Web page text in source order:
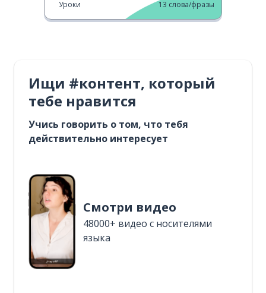
Уроки 13 слова/фразы
Ищи #контент, который
тебе нравится
Учись говорить о том, что тебя
действительно интересует
Смотри видео
48000+ видео с носителями
языка